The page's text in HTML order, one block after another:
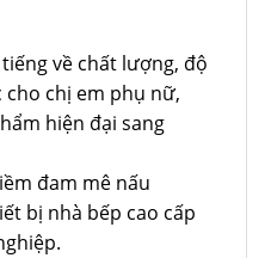
về chất lượng, độ
chị em phụ nữ,
hiện đại sang
đam mê nấu
bị nhà bếp cao cấp